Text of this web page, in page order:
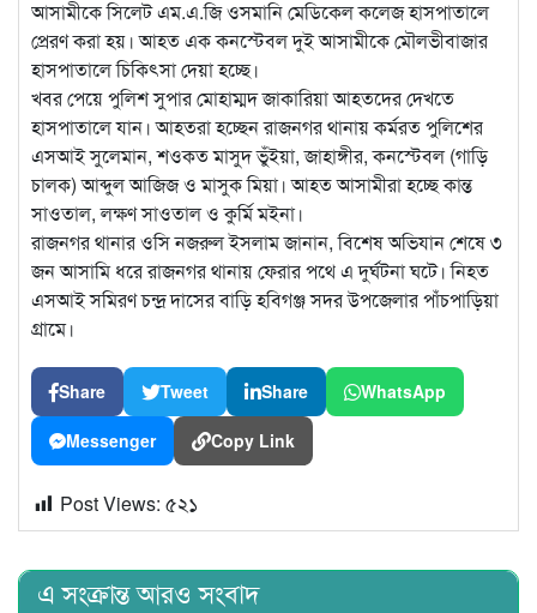
আসামীকে সিলেট এম.এ.জি ওসমানি মেডিকেল কলেজ হাসপাতালে
প্রেরণ করা হয়। আহত এক কনস্টেবল দুই আসামীকে মৌলভীবাজার
হাসপাতালে চিকিৎসা দেয়া হচ্ছে।
খবর পেয়ে পুলিশ সুপার মোহাম্মদ জাকারিয়া আহতদের দেখতে
হাসপাতালে যান। আহতরা হচ্ছেন রাজনগর থানায় কর্মরত পুলিশের
এসআই সুলেমান, শওকত মাসুদ ভুঁইয়া, জাহাঙ্গীর, কনস্টেবল (গাড়ি
চালক) আব্দুল আজিজ ও মাসুক মিয়া। আহত আসামীরা হচ্ছে কান্ত
সাওতাল, লক্ষণ সাওতাল ও কুর্মি মইনা।
রাজনগর থানার ওসি নজরুল ইসলাম জানান, বিশেষ অভিযান শেষে ৩
জন আসামি ধরে রাজনগর থানায় ফেরার পথে এ দুর্ঘটনা ঘটে। নিহত
এসআই সমিরণ চন্দ্র দাসের বাড়ি হবিগঞ্জ সদর উপজেলার পাঁচপাড়িয়া
গ্রামে।
Share Tweet Share WhatsApp
Messenger Copy Link
Post Views: ৫২১
এ সংক্রান্ত আরও সংবাদ